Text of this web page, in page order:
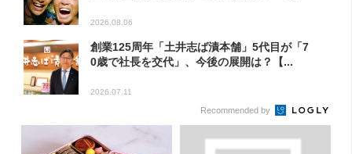
2026.08.06
創業125周年「土井志ば漬本舗」5代目が「7
0歳で社長を交代」、今後の展開は？【...
2026.07.11
Recommended by